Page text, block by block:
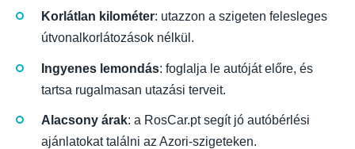
Korlátlan kilométer: utazzon a szigeten felesleges
útvonalkorlátozások nélkül.
Ingyenes lemondás: foglalja le autóját előre, és
tartsa rugalmasan utazási terveit.
Alacsony árak: a RosCar.pt segít jó autóbérlési
ajánlatokat találni az Azori-szigeteken.